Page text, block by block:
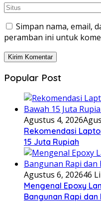
Simpan nama, email,
peramban ini untuk
Popular Post
Agustus 4, 2026
Rekomendasi
15 Juta Rupiah
Agustus 6, 202646
Mengenal Epoxy
Bangunan Rapi dan